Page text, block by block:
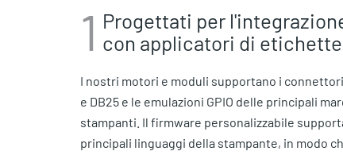
1 Progettati per
con applicatori di etichette
I nostri motori e moduli supportano i connettori
e DB25 e le emulazioni GPIO delle principali
stampanti. Il firmware personalizzabile
principali linguaggi della stampante, in modo